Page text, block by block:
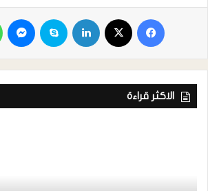
الاكثر قراءة